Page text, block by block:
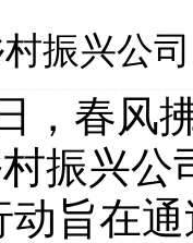
振兴公
，春风
振兴
旨在